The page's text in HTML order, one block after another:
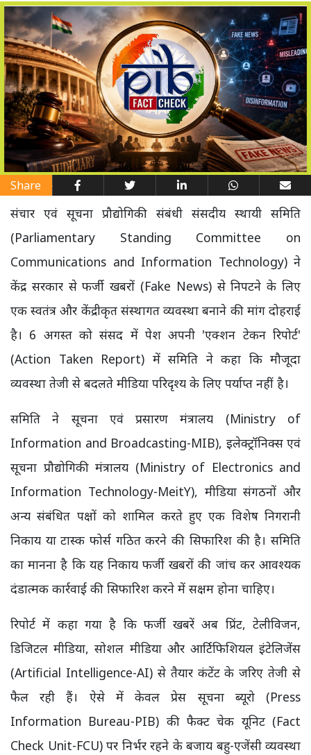
Share
संचार एवं सूचना प्रौद्योगिकी संबंधी संसदीय स्थायी समिति
(Parliamentary Standing Committee on
Communications and Information Technology) ने
केंद्र सरकार से फर्जी खबरों (Fake News) से निपटने के लिए
एक स्वतंत्र और केंद्रीकृत संस्थागत व्यवस्था बनाने की मांग दोहराई
है। 6 अगस्त को संसद में पेश अपनी 'एक्शन टेकन रिपोर्ट'
(Action Taken Report) में समिति ने कहा कि मौजूदा
व्यवस्था तेजी से बदलते मीडिया परिदृश्य के लिए पर्याप्त नहीं है।
समिति ने सूचना एवं प्रसारण मंत्रालय (Ministry of
Information and Broadcasting-MIB), इलेक्ट्रॉनिक्स एवं
सूचना प्रौद्योगिकी मंत्रालय (Ministry of Electronics and
Information Technology-MeitY), मीडिया संगठनों और
अन्य संबंधित पक्षों को शामिल करते हुए एक विशेष निगरानी
निकाय या टास्क फोर्स गठित करने की सिफारिश की है। समिति
का मानना है कि यह निकाय फर्जी खबरों की जांच कर आवश्यक
दंडात्मक कार्रवाई की सिफारिश करने में सक्षम होना चाहिए।
रिपोर्ट में कहा गया है कि फर्जी खबरें अब प्रिंट, टेलीविजन,
डिजिटल मीडिया, सोशल मीडिया और आर्टिफिशियल इंटेलिजेंस
(Artificial Intelligence-AI) से तैयार कंटेंट के जरिए तेजी से
फैल रही हैं। ऐसे में केवल प्रेस सूचना ब्यूरो (Press
Information Bureau-PIB) की फैक्ट चेक यूनिट (Fact
Check Unit-FCU) पर निर्भर रहने के बजाय बहु-एजेंसी व्यवस्था